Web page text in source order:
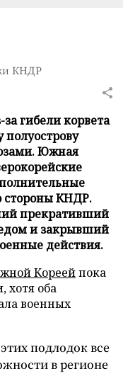
КНДР
гибели корвета
полуострову
Южная
стороны КНДР.
прекративший
и закрывший
действия.
Кореейпока
хотя оба
военных
подлодок все
в регионе